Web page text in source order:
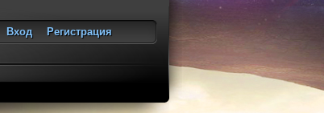
Вход
Регистрация